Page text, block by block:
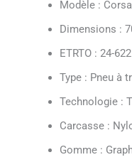
Modèle :
Dimensions :
ETRTO : 24-622
Type : Pneu à
Technologie :
Carcasse :
Gomme :